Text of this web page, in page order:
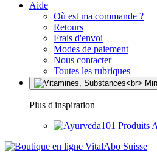
Aide
Où est ma commande ?
Retours
Frais d'envoi
Modes de paiement
Nous contacter
Toutes les rubriques
Plus d'inspiration
Produits